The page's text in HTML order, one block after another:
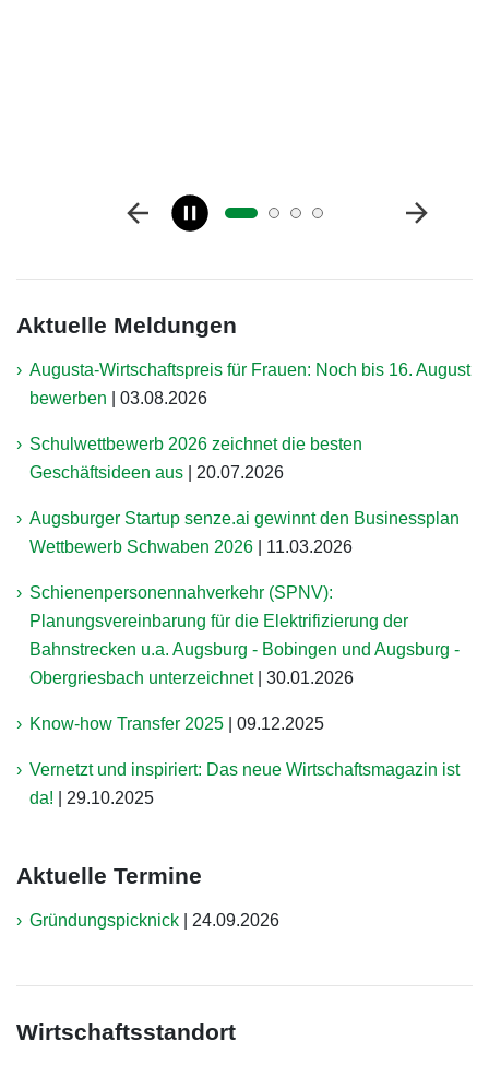
Aktuelle Meldungen
Augusta-Wirtschaftspreis für Frauen: Noch bis 16. August
bewerben
03.08.2026
Schulwettbewerb 2026 zeichnet die besten
Geschäftsideen aus
20.07.2026
Augsburger Startup senze.ai gewinnt den Businessplan
Wettbewerb Schwaben 2026
11.03.2026
Schienenpersonennahverkehr (SPNV):
Planungsvereinbarung für die Elektrifizierung der
Bahnstrecken u.a. Augsburg - Bobingen und Augsburg -
Obergriesbach unterzeichnet
30.01.2026
Know-how Transfer 2025 09.12.2025
Vernetzt und inspiriert: Das neue Wirtschaftsmagazin ist
da!
29.10.2025
Aktuelle Termine
Gründungspicknick 24.09.2026
Wirtschaftsstandort